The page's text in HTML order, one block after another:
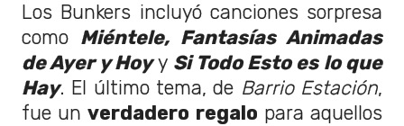
Los Bunkers incluyó canciones sorpresa
como Miéntele, Fantasías Animadas
de Ayery Hoy y Si Todo Esto es lo que
Hay. El último tema, de Barrio Estación,
fue unverdadero regalo para aquellos